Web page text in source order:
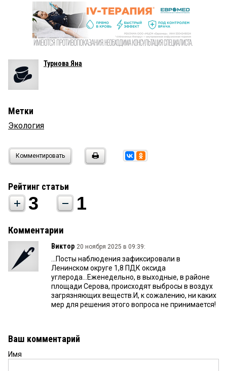
Турнова Яна
Метки
Экология
Комментировать
Рейтинг статьи
3 1
Комментарии
Виктор 20 ноября 2025 в 09:39:
...Посты наблюдения зафиксировали в
Ленинском округе 1,8 ПДК оксида
углерода...Еженедельно, в выходные, в районе
площади Серова, происходят выбросы в воздух
загрязняющих веществ.И, к сожалению, ни каких
мер для решения этого вопроса не принимается!
Ваш комментарий
Имя